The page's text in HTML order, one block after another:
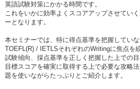
英語試験対策にかかる時間です。
これをいかに効率よくスコアアップさせてい
ーとなります。
本セミナーでは、特に得点基準を把握してい
TOEFL(R) / IETLSそれぞれのWritingに焦点を絞
試験傾向、採点基準を正しく把握した上での目
目標スコアを確実に取得する上で必要な攻略
題を使いながらたっぷりとご紹介します。